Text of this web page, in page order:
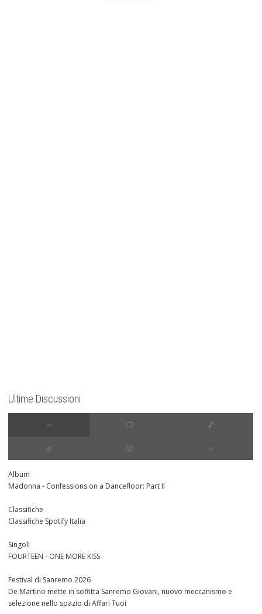
Ultime Discussioni
∞ 📺 🎵
🌿 🎲 ⭐️
Album
Madonna - Confessions on a Dancefloor: Part II
Classifiche
Classifiche Spotify Italia
Singoli
FOURTEEN - ONE MORE KISS
Festival di Sanremo 2026
De Martino mette in soffitta Sanremo Giovani, nuovo meccanismo e
selezione nello spazio di Affari Tuoi